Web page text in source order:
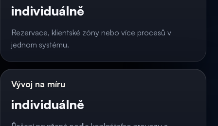
individuálně
Rezervace, klientské zóny nebo více procesů v
jednom systému.
Vývoj na míru
individuálně